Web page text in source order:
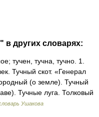
в других словарях:
тучен, тучна, тучно. 1.
Тучный скот. «Генерал
(о земле). Тучный
Тучные луга. Толковый
Ушакова